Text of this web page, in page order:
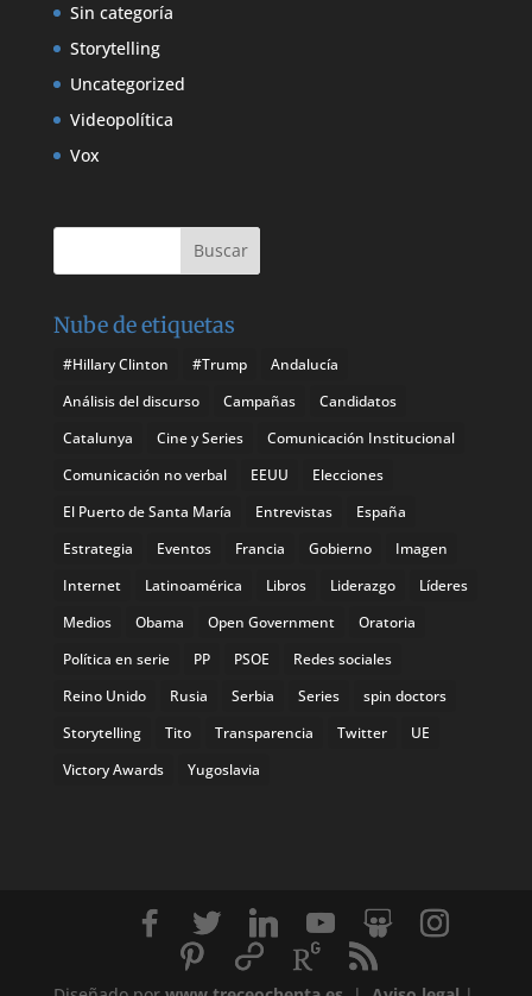
Sin categoría
Storytelling
Uncategorized
Videopolítica
Vox
Nube de etiquetas
#Hillary Clinton #Trump
Andalucía
Análisis del discurso
Campañas
Candidatos
Catalunya
Cine y Series
Comunicación Institucional
Comunicación no verbal
EEUU
Elecciones
El Puerto de Santa María
Entrevistas
España
Estrategia
Eventos Francia Gobierno
Imagen
Internet
Latinoamérica Libros Liderazgo
Líderes
Medios
Obama Open Government
Oratoria
Política en serie
PP PSOE
Redes sociales
Reino Unido
Rusia Serbia Series
spin doctors
Storytelling
Tito Transparencia Twitter
UE
Victory Awards
Yugoslavia